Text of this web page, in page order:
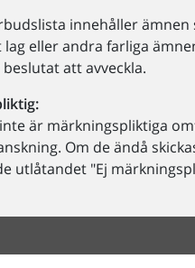
innehåller ämnen
eller andra farliga
att avveckla.
är märkningspliktiga
Om de ändå
utlåtandet "Ej